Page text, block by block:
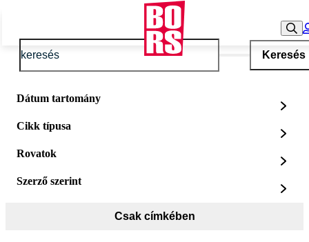
Keresés
Dátum tartomány
Cikk típusa
Rovatok
Szerző szerint
Csak címkében